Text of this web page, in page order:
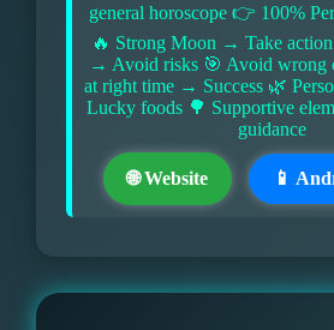
general horoscope 👉 100%
🔥 Strong Moon → Take
→ Avoid risks 🎯 Avoid wrong
at right time → Success 🌿
Lucky foods 🌳 Supportive
guidance
🌐 Website 📱